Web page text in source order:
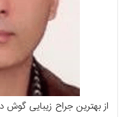
از بهترین جراح زیبایی گوش